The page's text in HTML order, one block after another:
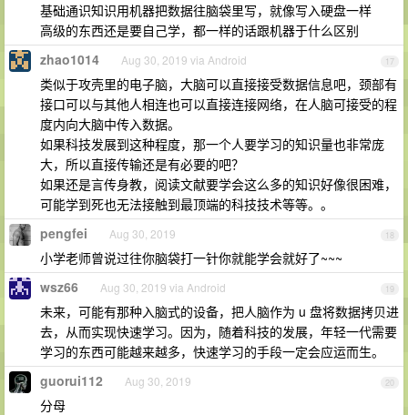
基础通识知识用机器把数据往脑袋里写，就像写入硬盘一样
高级的东西还是要自己学，都一样的话跟机器于什么区别
17
zhao1014 Aug 30, 2019 via Android
类似于攻壳里的电子脑，大脑可以直接接受数据信息吧，颈部有
接口可以与其他人相连也可以直接连接网络，在人脑可接受的程
度内向大脑中传入数据。
如果科技发展到这种程度，那一个人要学习的知识量也非常庞
大，所以直接传输还是有必要的吧？
如果还是言传身教，阅读文献要学会这么多的知识好像很困难，
可能学到死也无法接触到最顶端的科技技术等等。。
18
pengfei Aug 30, 2019
小学老师曾说过往你脑袋打一针你就能学会就好了~~~
19
wsz66 Aug 30, 2019 via Android
未来，可能有那种入脑式的设备，把人脑作为 u 盘将数据拷贝进
去，从而实现快速学习。因为，随着科技的发展，年轻一代需要
学习的东西可能越来越多，快速学习的手段一定会应运而生。
20
guorui112 Aug 30, 2019
分母